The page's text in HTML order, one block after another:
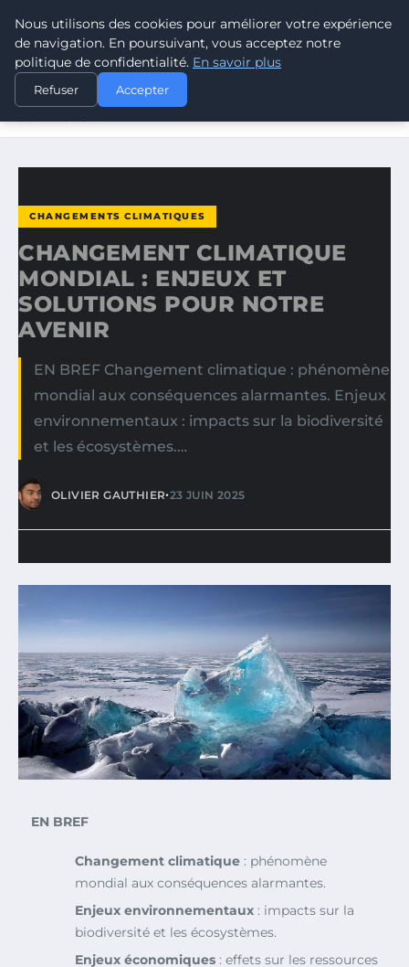
CLIMATE GUARDIAN
ACCUEIL
CHANGEMENTS CLIMATIQUES
CHANGEMENT CLIMATIQUE MONDIAL : ENJEUX ET
CHANGEMENTS CLIMATIQUES
CHANGEMENT CLIMATIQUE
MONDIAL : ENJEUX ET
SOLUTIONS POUR NOTRE
AVENIR
EN BREF Changement climatique : phénomène
mondial aux conséquences alarmantes. Enjeux
environnementaux : impacts sur la biodiversité
et les écosystèmes.…
OLIVIER GAUTHIER•23 JUIN 2025
EN BREF
Changement climatique : phénomène
mondial aux conséquences alarmantes.
Enjeux environnementaux : impacts sur la
biodiversité et les écosystèmes.
Enjeux économiques : effets sur les ressources
Nous utilisons des cookies pour améliorer votre expérience
de navigation. En poursuivant, vous acceptez notre
politique de confidentialité. En savoir plus
Refuser Accepter